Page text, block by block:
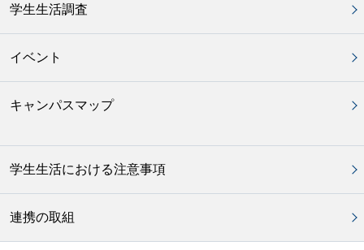
学生生活調査
イベント
キャンパスマップ
学生生活における注意事項
連携の取組